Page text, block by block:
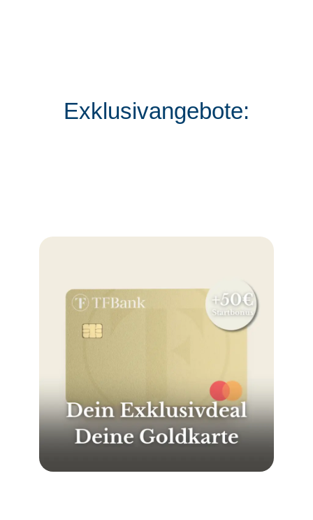
Exklusivangebote: